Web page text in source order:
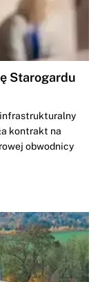
Starogardu
infrastrukturalny
kontrakt na
obwodnicy